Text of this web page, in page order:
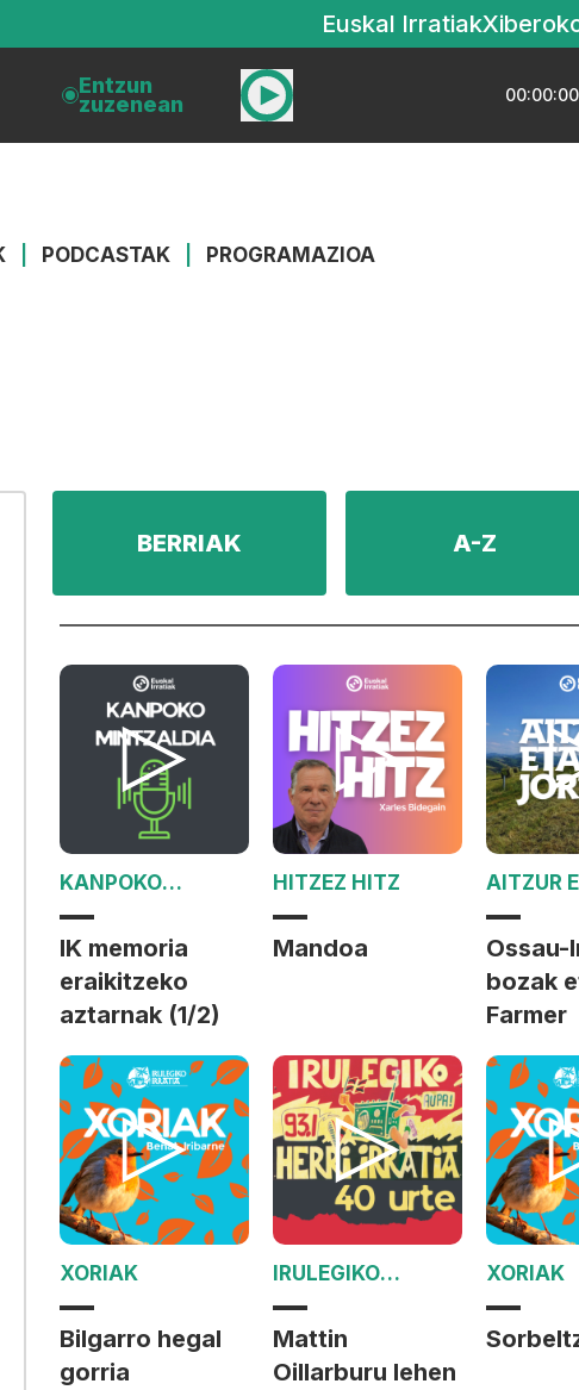
Euskal Irratiak
Entzun
zuzenean 00:00:00
PODCASTAK PROGRAMAZIOA
BERRIAK A-Z
KANPOKO
MINTZALDIA
IK memoria
eraikitzeko
aztarnak (1/2)
HITZEZ HITZ
Mandoa
AITZUR
JORRA
Ossau-
bozak
Farmer
XORIAK
Bilgarro hegal
gorria
IRULEGIKO
IRRATIAK 40 URTE
Mattin
Oillarburu lehen
XORIAK